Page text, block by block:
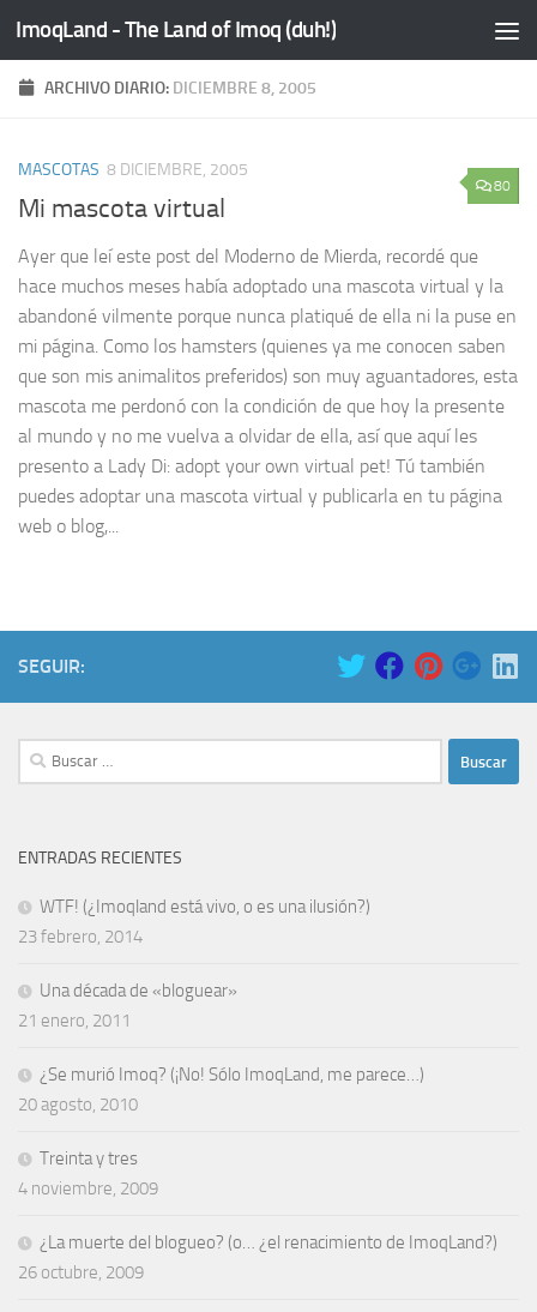
Saltar al contenido
ImoqLand - The Land of Imoq (duh!)
ARCHIVO DIARIO: DICIEMBRE 8, 2005
80
MASCOTAS 8 DICIEMBRE, 2005
Mi mascota virtual
Ayer que leí este post del Moderno de Mierda, recordé que
hace muchos meses había adoptado una mascota virtual y la
abandoné vilmente porque nunca platiqué de ella ni la puse en
mi página. Como los hamsters (quienes ya me conocen saben
que son mis animalitos preferidos) son muy aguantadores, esta
mascota me perdonó con la condición de que hoy la presente
al mundo y no me vuelva a olvidar de ella, así que aquí les
presento a Lady Di: adopt your own virtual pet! Tú también
puedes adoptar una mascota virtual y publicarla en tu página
web o blog,...
SEGUIR:
Buscar:
ENTRADAS RECIENTES
WTF! (¿Imoqland está vivo, o es una ilusión?)
23 febrero, 2014
Una década de «bloguear»
21 enero, 2011
¿Se murió Imoq? (¡No! Sólo ImoqLand, me parece…)
20 agosto, 2010
Treinta y tres
4 noviembre, 2009
¿La muerte del blogueo? (o… ¿el renacimiento de ImoqLand?)
26 octubre, 2009